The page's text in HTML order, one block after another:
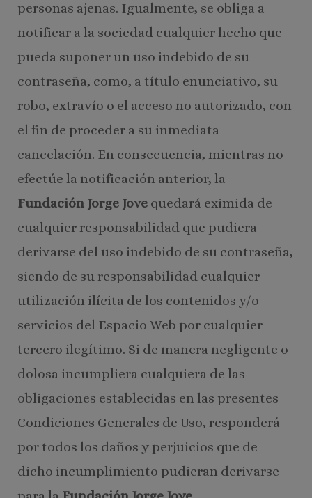
personas ajenas. Igualmente, se obliga a
notificar a la sociedad cualquier hecho que
pueda suponer un uso indebido de su
contraseña, como, a título enunciativo, su
robo, extravío o el acceso no autorizado, con
el fin de proceder a su inmediata
cancelación. En consecuencia, mientras no
efectúe la notificación anterior, la
Fundación Jorge Jove quedará eximida de
cualquier responsabilidad que pudiera
derivarse del uso indebido de su contraseña,
siendo de su responsabilidad cualquier
utilización ilícita de los contenidos y/o
servicios del Espacio Web por cualquier
tercero ilegítimo. Si de manera negligente o
dolosa incumpliera cualquiera de las
obligaciones establecidas en las presentes
Condiciones Generales de Uso, responderá
por todos los daños y perjuicios que de
dicho incumplimiento pudieran derivarse